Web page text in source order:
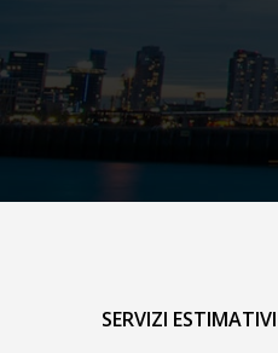
SERVIZI ESTIMATIVI